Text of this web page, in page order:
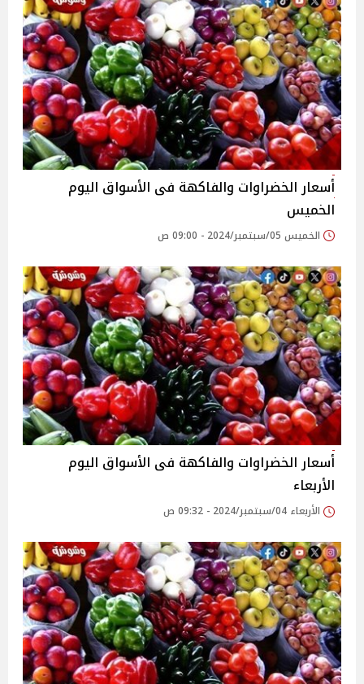
أسعار الخضراوات والفاكهة فى الأسواق‎‎ اليوم
الخميس
الخميس 05/سبتمبر/2024 - 09:00 ص
أسعار الخضراوات والفاكهة فى الأسواق‎‎ اليوم
الأربعاء
الأربعاء 04/سبتمبر/2024 - 09:32 ص